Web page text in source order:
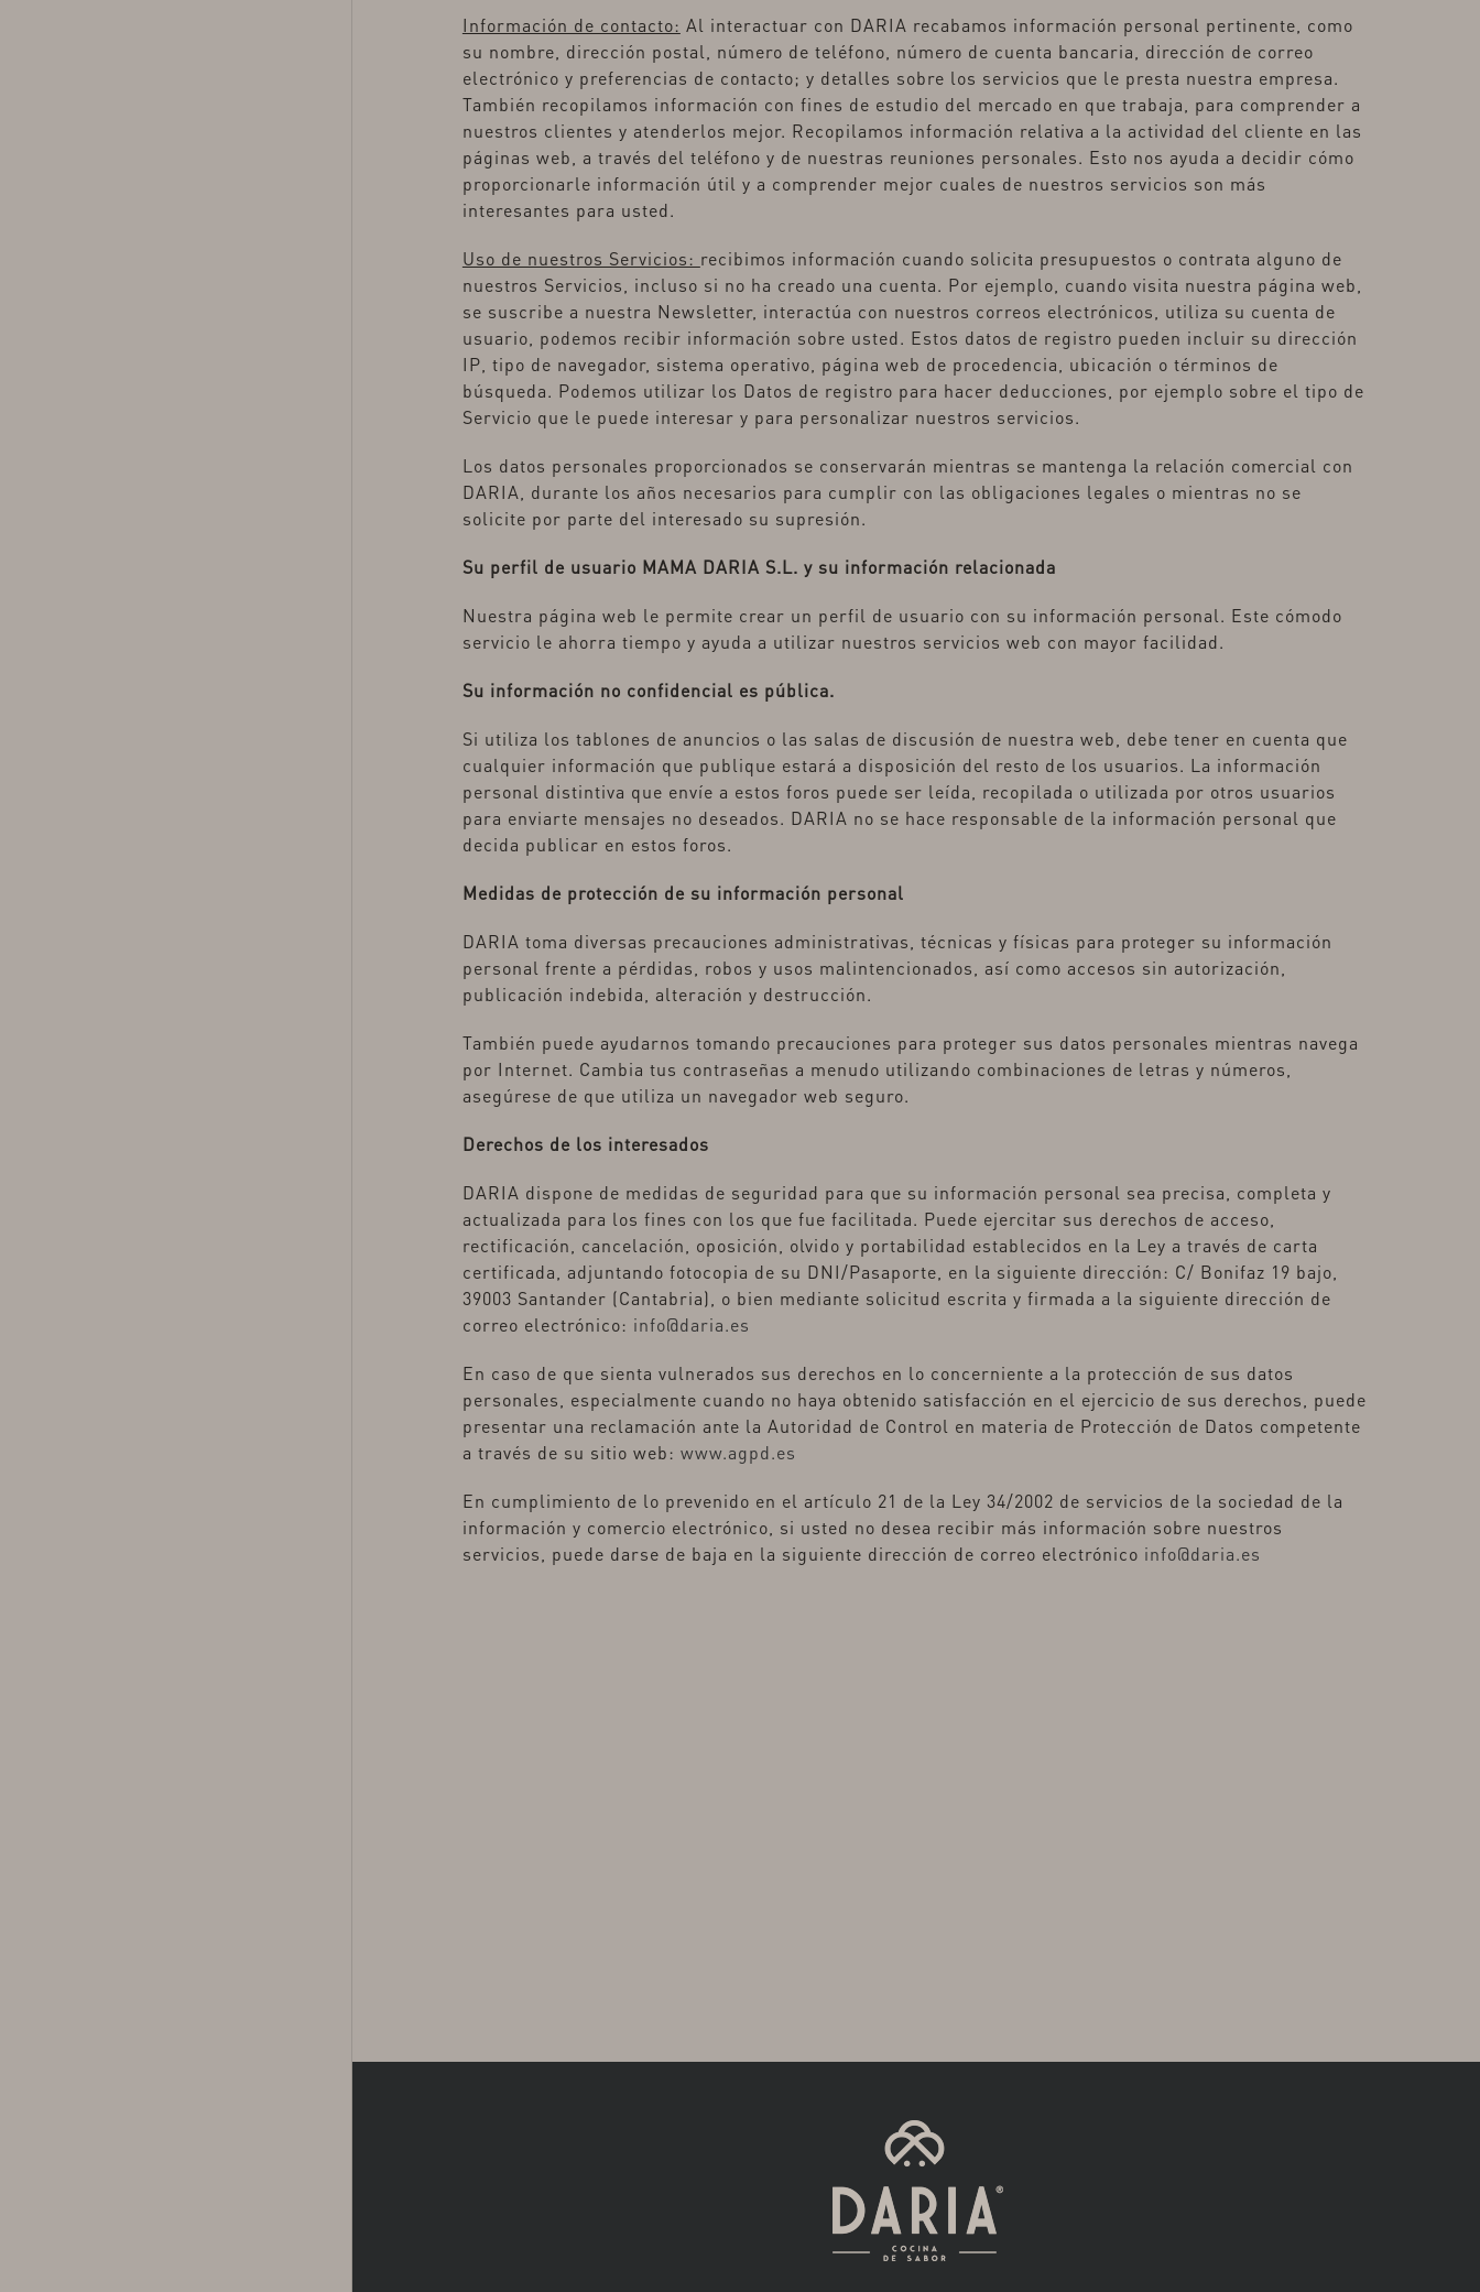
Información de contacto: Al interactuar con DARIA recabamos información personal pertinente, como
su nombre, dirección postal, número de teléfono, número de cuenta bancaria, dirección de correo
electrónico y preferencias de contacto; y detalles sobre los servicios que le presta nuestra empresa.
También recopilamos información con fines de estudio del mercado en que trabaja, para comprender a
nuestros clientes y atenderlos mejor. Recopilamos información relativa a la actividad del cliente en las
páginas web, a través del teléfono y de nuestras reuniones personales. Esto nos ayuda a decidir cómo
proporcionarle información útil y a comprender mejor cuales de nuestros servicios son más
interesantes para usted.
Uso de nuestros Servicios: recibimos información cuando solicita presupuestos o contrata alguno de
nuestros Servicios, incluso si no ha creado una cuenta. Por ejemplo, cuando visita nuestra página web,
se suscribe a nuestra Newsletter, interactúa con nuestros correos electrónicos, utiliza su cuenta de
usuario, podemos recibir información sobre usted. Estos datos de registro pueden incluir su dirección
IP, tipo de navegador, sistema operativo, página web de procedencia, ubicación o términos de
búsqueda. Podemos utilizar los Datos de registro para hacer deducciones, por ejemplo sobre el tipo de
Servicio que le puede interesar y para personalizar nuestros servicios.
Los datos personales proporcionados se conservarán mientras se mantenga la relación comercial con
DARIA, durante los años necesarios para cumplir con las obligaciones legales o mientras no se
solicite por parte del interesado su supresión.
Su perfil de usuario MAMA DARIA S.L. y su información relacionada
Nuestra página web le permite crear un perfil de usuario con su información personal. Este cómodo
servicio le ahorra tiempo y ayuda a utilizar nuestros servicios web con mayor facilidad.
Su información no confidencial es pública.
Si utiliza los tablones de anuncios o las salas de discusión de nuestra web, debe tener en cuenta que
cualquier información que publique estará a disposición del resto de los usuarios. La información
personal distintiva que envíe a estos foros puede ser leída, recopilada o utilizada por otros usuarios
para enviarte mensajes no deseados. DARIA no se hace responsable de la información personal que
decida publicar en estos foros.
Medidas de protección de su información personal
DARIA toma diversas precauciones administrativas, técnicas y físicas para proteger su información
personal frente a pérdidas, robos y usos malintencionados, así como accesos sin autorización,
publicación indebida, alteración y destrucción.
También puede ayudarnos tomando precauciones para proteger sus datos personales mientras navega
por Internet. Cambia tus contraseñas a menudo utilizando combinaciones de letras y números,
asegúrese de que utiliza un navegador web seguro.
Derechos de los interesados
DARIA dispone de medidas de seguridad para que su información personal sea precisa, completa y
actualizada para los fines con los que fue facilitada. Puede ejercitar sus derechos de acceso,
rectificación, cancelación, oposición, olvido y portabilidad establecidos en la Ley a través de carta
certificada, adjuntando fotocopia de su DNI/Pasaporte, en la siguiente dirección: C/ Bonifaz 19 bajo,
39003 Santander (Cantabria), o bien mediante solicitud escrita y firmada a la siguiente dirección de
correo electrónico: info@daria.es
En caso de que sienta vulnerados sus derechos en lo concerniente a la protección de sus datos
personales, especialmente cuando no haya obtenido satisfacción en el ejercicio de sus derechos, puede
presentar una reclamación ante la Autoridad de Control en materia de Protección de Datos competente
a través de su sitio web: www.agpd.es
En cumplimiento de lo prevenido en el artículo 21 de la Ley 34/2002 de servicios de la sociedad de la
información y comercio electrónico, si usted no desea recibir más información sobre nuestros
servicios, puede darse de baja en la siguiente dirección de correo electrónico info@daria.es